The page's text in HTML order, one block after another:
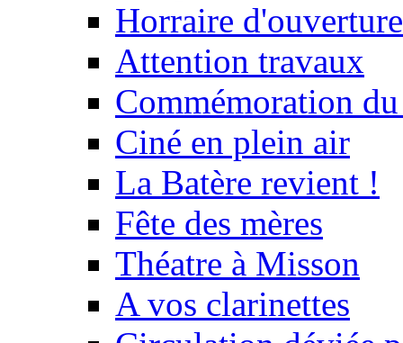
Horraire
Attention travaux
Commémoration
Ciné en plein air
La Batère revient !
Fête des mères
Théatre à Misson
A vos clarinettes